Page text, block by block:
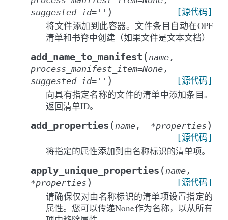
suggested_id= '' ) [源代码]
将文件添加到此容器。文件条目自动在OPF
清单和书脊中创建（如果文件是文本文档）
add_name_to_manifest ( name ,
process_manifest_item=None ,
suggested_id= '' ) [源代码]
向具有指定名称的文件的清单中添加条目。
返回清单ID。
add_properties ( name , *properties )
[源代码]
将指定的属性添加到由名称标识的清单项。
apply_unique_properties ( name ,
*properties ) [源代码]
请确保仅对由名称标识的清单项设置指定的
属性。您可以传递None作为名称，以从所有